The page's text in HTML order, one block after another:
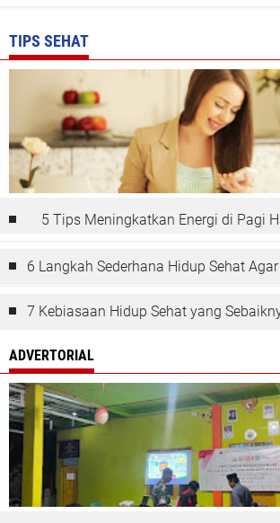
TIPS SEHAT
5 Tips Meningkatkan Energi di Pagi
6 Langkah Sederhana Hidup Sehat
7 Kebiasaan Hidup Sehat yang
ADVERTORIAL